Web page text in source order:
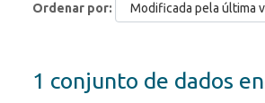
Ordenar por
1 conjunto de dados